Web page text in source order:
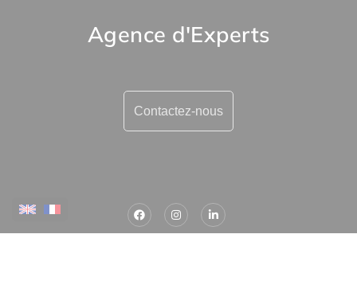
Agence d'Experts
Contactez-nous